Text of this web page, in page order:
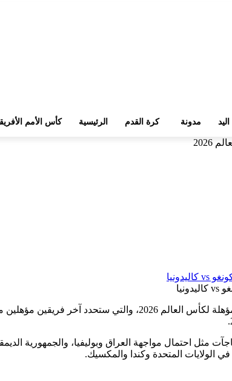
مدونة كرة القدم الرئيسية كأس الأمم الأفريقية
تأهلت 46 فريقًا بشكل مباشر، مفاجآت مثل احتمال مواجهة العراق
الولايات المتحدة وكندا والمكسيك.